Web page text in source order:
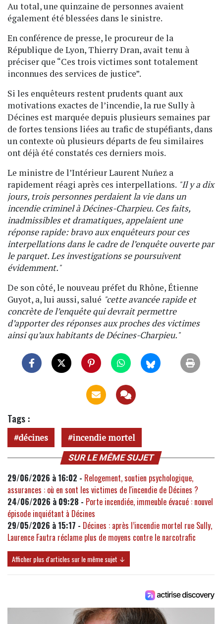
Au total, une quinzaine de personnes avaient
également été blessées dans le sinistre.
En conférence de presse, le procureur de la
République de Lyon, Thierry Dran, avait tenu à
préciser que “Ces trois victimes sont totalement
inconnues des services de justice”.
Si les enquêteurs restent prudents quant aux
motivations exactes de l’incendie, la rue Sully à
Décines est marquée depuis plusieurs semaines par
de fortes tensions liées au trafic de stupéfiants, dans
un contexte où plusieurs départs de feu similaires
ont déjà été constatés ces derniers mois.
Le ministre de l’Intérieur Laurent Nuñez a
rapidement réagi après ces interpellations. "Il y a dix
jours, trois personnes perdaient la vie dans un
incendie criminel à Décines-Charpieu. Ces faits,
inadmissibles et dramatiques, appelaient une
réponse rapide: bravo aux enquêteurs pour ces
interpellations dans le cadre de l’enquête ouverte par
le parquet. Les investigations se poursuivent
évidemment."
De son côté, le nouveau préfet du Rhône, Étienne
Guyot, a, lui aussi, salué "cette avancée rapide et
concrète de l’enquête qui devrait permettre
d’apporter des réponses aux proches des victimes
ainsi qu’aux habitants de Décines-Charpieu."
Tags :
décines incendie mortel
SUR LE MÊME SUJET
29/06/2026 à 16:02 - Relogement, soutien psychologique,
assurances : où en sont les victimes de l'incendie de Décines ?
24/06/2026 à 09:28 - Porte incendiée, immeuble évacué : nouvel
épisode inquiétant à Décines
29/05/2026 à 15:17 - Décines : après l’incendie mortel rue Sully,
Laurence Fautra réclame plus de moyens contre le narcotrafic
Afficher plus d'articles sur le même sujet ↓